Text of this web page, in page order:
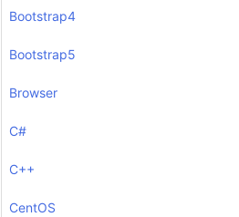
Bootstrap4
Bootstrap5
Browser
C#
C++
CentOS